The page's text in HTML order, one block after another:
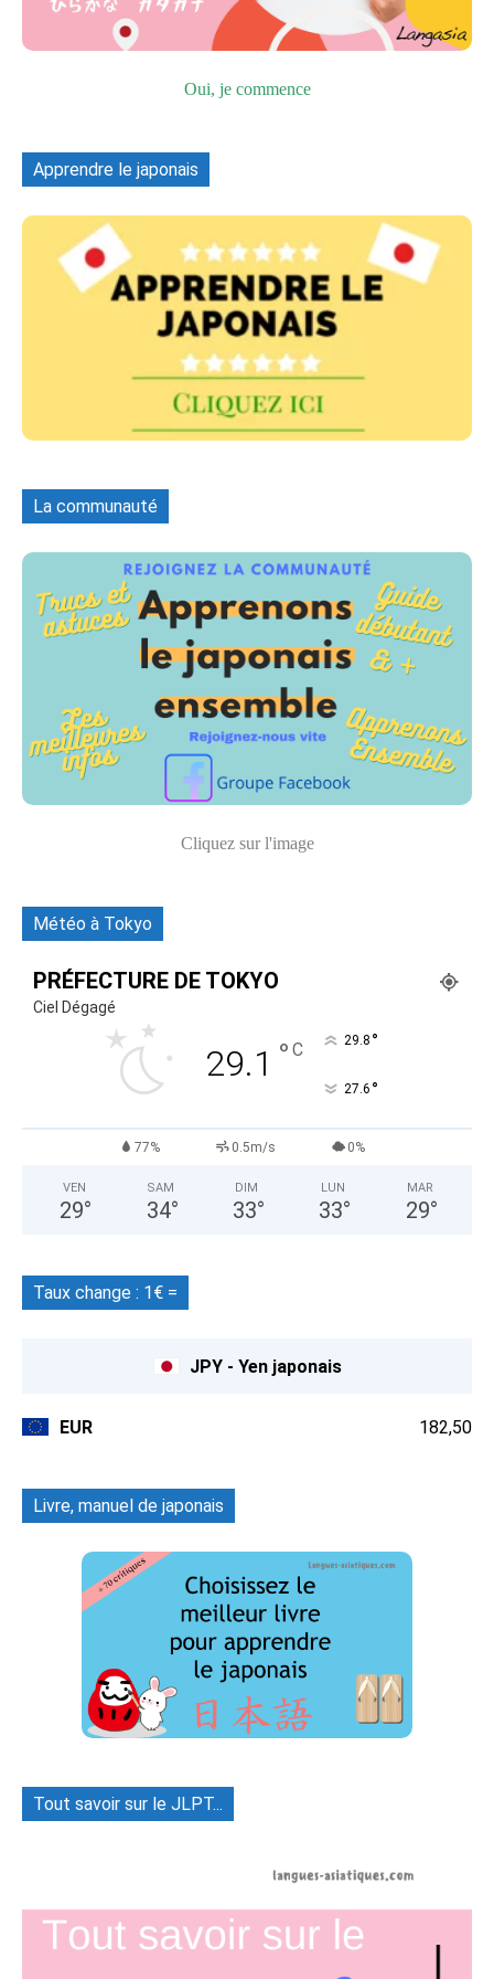
Oui, je commence
Apprendre le japonais
La communauté
Cliquez sur l'image
Météo à Tokyo
PRÉFECTURE DE TOKYO
Ciel Dégagé
29.1 ° C 29.8 °
27.6 °
77% 0.5m/s 0%
VEN
29°
SAM
34°
DIM
33°
LUN
33°
MAR
29°
Taux change : 1€ =
JPY - Yen japonais
EUR 182,50
Livre, manuel de japonais
Tout savoir sur le JLPT...